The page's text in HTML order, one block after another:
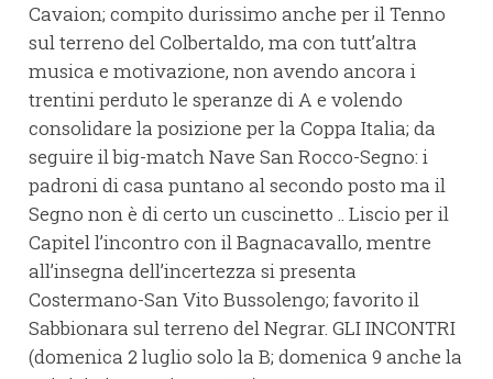
Cavaion; compito durissimo anche per il Tenno
sul terreno del Colbertaldo, ma con tutt’altra
musica e motivazione, non avendo ancora i
trentini perduto le speranze di A e volendo
consolidare la posizione per la Coppa Italia; da
seguire il big-match Nave San Rocco-Segno: i
padroni di casa puntano al secondo posto ma il
Segno non è di certo un cuscinetto .. Liscio per il
Capitel l’incontro con il Bagnacavallo, mentre
all’insegna dell’incertezza si presenta
Costermano-San Vito Bussolengo; favorito il
Sabbionara sul terreno del Negrar. GLI INCONTRI
(domenica 2 luglio solo la B; domenica 9 anche la